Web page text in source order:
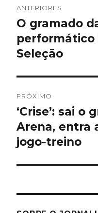
de
Post
ANTERIORES
Post
anterior:
O gramado
performático
Seleção
PRÓXIMO
Próximo
post:
‘Crise’: sai o
Arena, entra
jogo-treino